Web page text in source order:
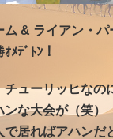
& ライアン・パ
ﾒﾃﾞﾄﾝ！
チューリッヒなの
ンな大会が（笑）
で居ればアハンだ